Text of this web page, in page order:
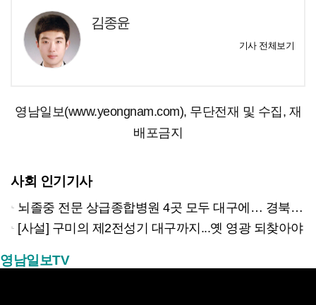
김종윤
기사 전체보기
영남일보(www.yeongnam.com), 무단전재 및 수집, 재
배포금지
사회 인기기사
뇌졸중 전문 상급종합병원 4곳 모두 대구에… 경북은 골든타임 사각지대
[사설] 구미의 제2전성기 대구까지...옛 영광 되찾아야
영남일보TV